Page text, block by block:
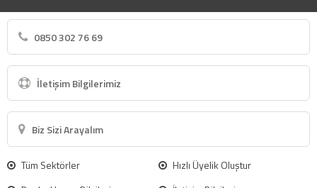
0850 302 76 69
İletişim Bilgilerimiz
Biz Sizi Arayalım
Tüm Sektörler
Hızlı Üyelik Oluştur